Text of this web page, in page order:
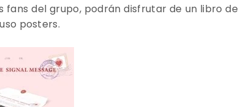
fans del grupo, podrán disfrutar de un libro de
posters.